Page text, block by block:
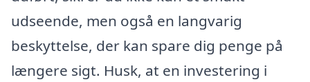
udseende, men også en langvarig
beskyttelse, der kan spare dig penge på
længere sigt. Husk, at en investering i